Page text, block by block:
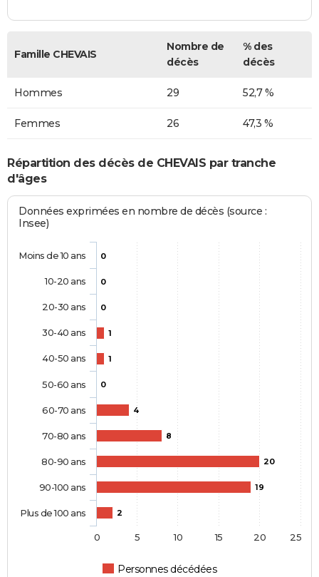
Famille CHEVAIS
Nombre de
décès
% des
décès
Hommes 29 52,7 %
Femmes 26 47,3 %
Répartition des décès de CHEVAIS par tranche
d'âges
Données exprimées en nombre de décès (source :
Insee)
0
0
0
1
1
0
4
8
20
19
2
Personnes décédées
Moins de 10 ans
10-20 ans
20-30 ans
30-40 ans
40-50 ans
50-60 ans
60-70 ans
70-80 ans
80-90 ans
90-100 ans
Plus de 100 ans
0 5 10 15 20 25